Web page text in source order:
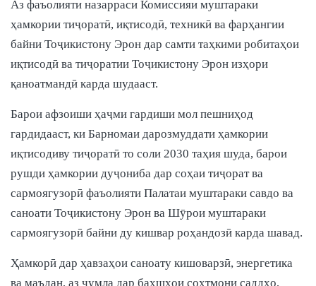
Аз фаъолияти назарраси Комиссияи муштараки
ҳамкории тиҷоратӣ, иқтисодӣ, техникӣ ва фарҳангии
байни Тоҷикистону Эрон дар самти таҳкими робитаҳои
иқтисодӣ ва тиҷоратии Тоҷикистону Эрон изҳори
қаноатмандӣ карда шудааст.
Барои афзоиши ҳаҷми гардиши мол пешниҳод
гардидааст, ки Барномаи дарозмуддати ҳамкории
иқтисодиву тиҷоратӣ то соли 2030 таҳия шуда, барои
рушди ҳамкории дуҷониба дар соҳаи тиҷорат ва
сармоягузорӣ фаъолияти Палатаи муштараки савдо ва
саноати Тоҷикистону Эрон ва Шӯрои муштараки
сармоягузорӣ байни ду кишвар роҳандозӣ карда шавад.
Ҳамкорӣ дар ҳавзаҳои саноату кишоварзӣ, энергетика
ва маъдан, аз ҷумла дар бахшҳои сохтмони саддҳо,